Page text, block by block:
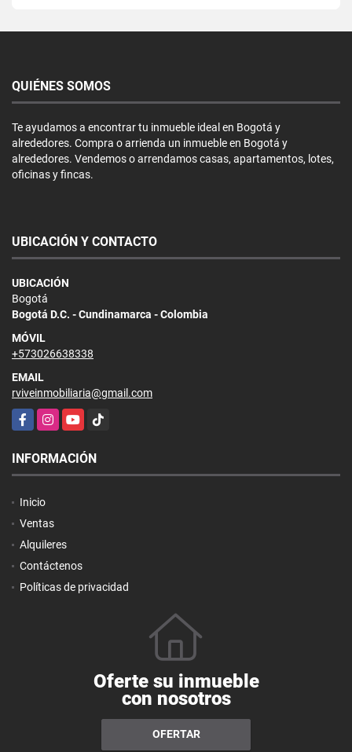
QUIÉNES SOMOS
Te ayudamos a encontrar tu inmueble ideal en Bogotá y
alrededores. Compra o arrienda un inmueble en Bogotá y
alrededores. Vendemos o arrendamos casas, apartamentos, lotes,
oficinas y fincas.
UBICACIÓN Y CONTACTO
UBICACIÓN
Bogotá
Bogotá D.C. - Cundinamarca - Colombia
MÓVIL
+573026638338
EMAIL
rviveinmobiliaria@gmail.com
FacebookInstagramYouTubeTikTok
INFORMACIÓN
Inicio
Ventas
Alquileres
Contáctenos
Políticas de privacidad
Oferte su inmueble
con nosotros
OFERTAR